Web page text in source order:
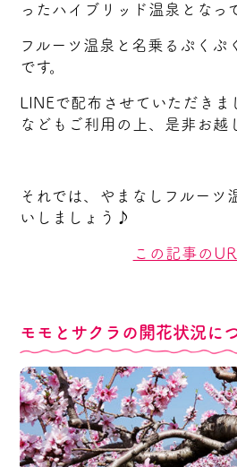
ったハイブリッド温泉となっ
フルーツ温泉と名乗るぷくぷ
です。
LINEで配布させていただきま
などもご利用の上、是非お越
それでは、やまなしフルーツ
いしましょう♪
この記事の
モモとサクラの開花状況に